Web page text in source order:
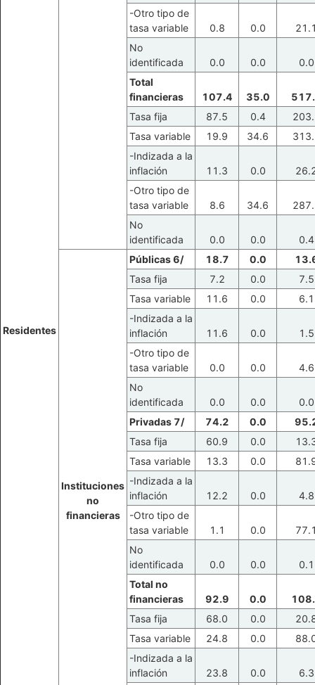
Residentes
-Otro tipo de
tasa variable
0.8 0.0
No
identificada
0.0 0.0
0.0
Total
financieras
107.4 35.0
Tasa fija
87.5 0.4
Tasa variable
19.9 34.6
-Indizada a la
inflación
11.3 0.0
-Otro tipo de
tasa variable
8.6 34.6
No
identificada
0.0 0.0 0.4
Instituciones
no
financieras
Públicas 6/ 18.7 0.0
Tasa fija
7.2 0.0
7.5
Tasa variable
11.6 0.0
6.1
-Indizada a la
inflación
11.6 0.0
1.5
-Otro tipo de
tasa variable
0.0 0.0
4.6
No
identificada
0.0 0.0
0.0
Privadas 7/
74.2 0.0
Tasa fija
60.9 0.0
Tasa variable
13.3 0.0
-Indizada a la
inflación
12.2 0.0
4.8
-Otro tipo de
tasa variable
1.1 0.0
No
identificada
0.0 0.0
0.1
Total no
financieras
92.9 0.0
Tasa fija
68.0 0.0
Tasa variable
24.8 0.0
-Indizada a la
inflación
23.8 0.0 6.3